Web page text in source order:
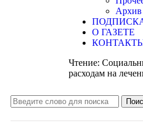
Архив
О ГАЗЕТЕ
Чтение:
расходам на